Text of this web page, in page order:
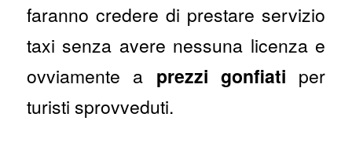
faranno credere di prestare servizio
taxi senza avere nessuna licenza e
ovviamente a prezzi gonfiati per
turisti sprovveduti.